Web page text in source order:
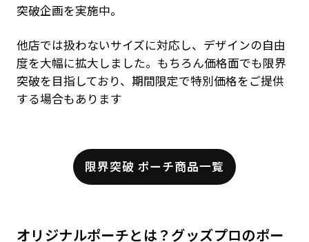
突破企画を実施中。
他店では扱わないサイズに対応し、デザインの自由
度を大幅に拡大しました。もちろん価格面でも限界
突破を目指しており、期間限定で特別価格をご提供
する場合もあります
限界突破 ポーチ商品一覧
オリジナルポーチとは？グッズプロのポー